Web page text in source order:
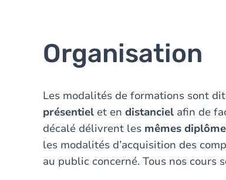
Organisation
Les modalités de formations sont
présentiel et en distanciel afin de
décalé délivrent les mêmes
les modalités d’acquisition des
au public concerné. Tous nos cours